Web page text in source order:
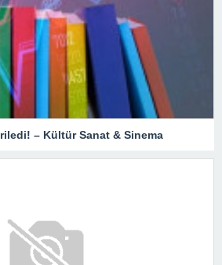
– Kültür Sanat & Sinema